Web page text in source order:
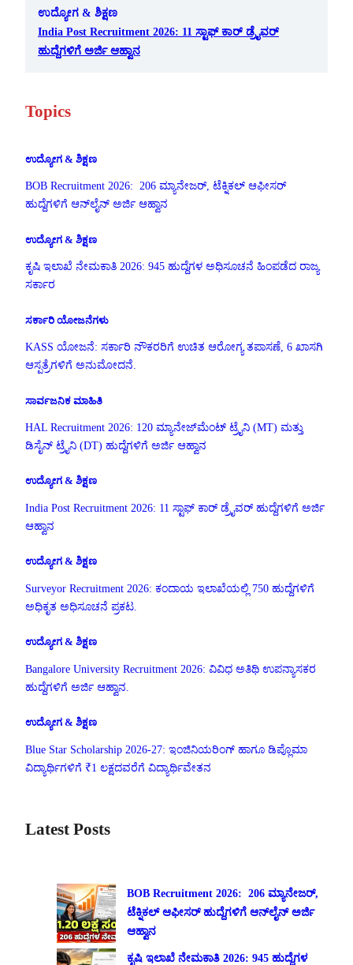
ಉದ್ಯೋಗ & ಶಿಕ್ಷಣ
India Post Recruitment 2026: 11 ಸ್ಟಾಫ್ ಕಾರ್ ಡ್ರೈವರ್
ಹುದ್ದೆಗಳಿಗೆ ಅರ್ಜಿ ಆಹ್ವಾನ
Topics
ಉದ್ಯೋಗ & ಶಿಕ್ಷಣ
BOB Recruitment 2026: 206 ಮ್ಯಾನೇಜರ್, ಟೆಕ್ನಿಕಲ್ ಆಫೀಸರ್
ಹುದ್ದೆಗಳಿಗೆ ಆನ್‌ಲೈನ್ ಅರ್ಜಿ ಆಹ್ವಾನ
ಉದ್ಯೋಗ & ಶಿಕ್ಷಣ
ಕೃಷಿ ಇಲಾಖೆ ನೇಮಕಾತಿ 2026: 945 ಹುದ್ದೆಗಳ ಅಧಿಸೂಚನೆ ಹಿಂಪಡೆದ ರಾಜ್ಯ
ಸರ್ಕಾರ
ಸರ್ಕಾರಿ ಯೋಜನೆಗಳು
KASS ಯೋಜನೆ: ಸರ್ಕಾರಿ ನೌಕರರಿಗೆ ಉಚಿತ ಆರೋಗ್ಯ ತಪಾಸಣೆ, 6 ಖಾಸಗಿ
ಆಸ್ಪತ್ರೆಗಳಿಗೆ ಅನುಮೋದನೆ.
ಸಾರ್ವಜನಿಕ ಮಾಹಿತಿ
HAL Recruitment 2026: 120 ಮ್ಯಾನೇಜ್‌ಮೆಂಟ್ ಟ್ರೈನಿ (MT) ಮತ್ತು
ಡಿಸೈನ್ ಟ್ರೈನಿ (DT) ಹುದ್ದೆಗಳಿಗೆ ಅರ್ಜಿ ಆಹ್ವಾನ
ಉದ್ಯೋಗ & ಶಿಕ್ಷಣ
India Post Recruitment 2026: 11 ಸ್ಟಾಫ್ ಕಾರ್ ಡ್ರೈವರ್ ಹುದ್ದೆಗಳಿಗೆ ಅರ್ಜಿ
ಆಹ್ವಾನ
ಉದ್ಯೋಗ & ಶಿಕ್ಷಣ
Surveyor Recruitment 2026: ಕಂದಾಯ ಇಲಾಖೆಯಲ್ಲಿ 750 ಹುದ್ದೆಗಳಿಗೆ
ಅಧಿಕೃತ ಅಧಿಸೂಚನೆ ಪ್ರಕಟ.
ಉದ್ಯೋಗ & ಶಿಕ್ಷಣ
Bangalore University Recruitment 2026: ವಿವಿಧ ಅತಿಥಿ ಉಪನ್ಯಾಸಕರ
ಹುದ್ದೆಗಳಿಗೆ ಅರ್ಜಿ ಆಹ್ವಾನ.
ಉದ್ಯೋಗ & ಶಿಕ್ಷಣ
Blue Star Scholarship 2026-27: ಇಂಜಿನಿಯರಿಂಗ್ ಹಾಗೂ ಡಿಪ್ಲೊಮಾ
ವಿದ್ಯಾರ್ಥಿಗಳಿಗೆ ₹1 ಲಕ್ಷದವರೆಗೆ ವಿದ್ಯಾರ್ಥಿವೇತನ
Latest Posts
BOB Recruitment 2026: 206 ಮ್ಯಾನೇಜರ್,
ಟೆಕ್ನಿಕಲ್ ಆಫೀಸರ್ ಹುದ್ದೆಗಳಿಗೆ ಆನ್‌ಲೈನ್ ಅರ್ಜಿ
ಆಹ್ವಾನ
ಕೃಷಿ ಇಲಾಖೆ ನೇಮಕಾತಿ 2026: 945 ಹುದ್ದೆಗಳ